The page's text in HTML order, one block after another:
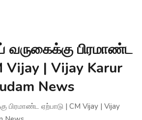
வருகைக்கு பிரமாண்ட
Vijay | Vijay Karur
News
பிரமாண்ட ஏற்பாடு | CM Vijay | Vijay